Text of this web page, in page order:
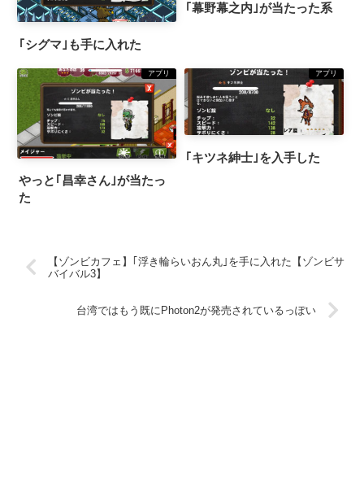
｢シグマ｣も手に入れた
｢幕野幕之内｣が当たった系
アプリ
やっと｢昌幸さん｣が当たっ
た
アプリ
｢キツネ紳士｣を入手した
【ゾンビカフェ】｢浮き輪らいおん丸｣を手に入れた【ゾンビサ
バイバル3】
台湾ではもう既にPhoton2が発売されているっぽい